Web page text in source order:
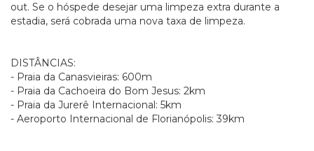
out. Se o hóspede desejar uma limpeza extra durante a
estadia, será cobrada uma nova taxa de limpeza.
DISTÂNCIAS:
- Praia da Canasvieiras: 600m
- Praia da Cachoeira do Bom Jesus: 2km
- Praia da Jurerê Internacional: 5km
- Aeroporto Internacional de Florianópolis: 39km